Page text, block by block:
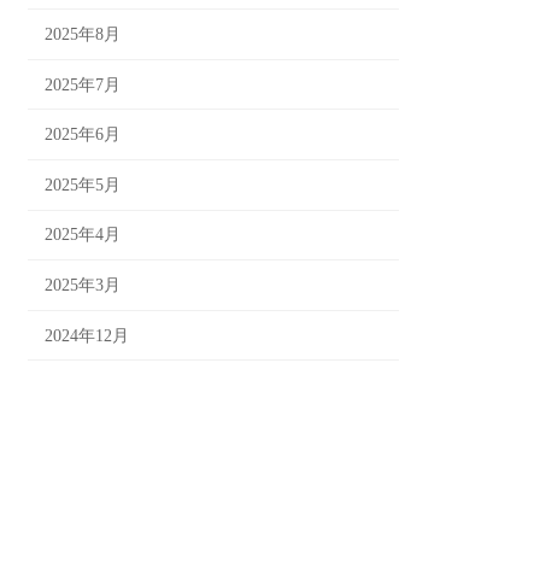
2025年8月
2025年7月
2025年6月
2025年5月
2025年4月
2025年3月
2024年12月